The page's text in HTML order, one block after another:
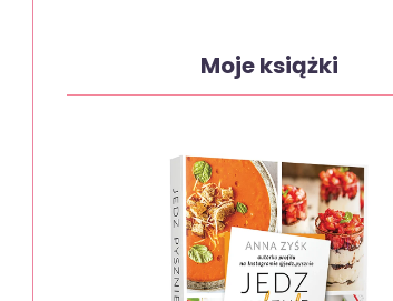
Moje książki